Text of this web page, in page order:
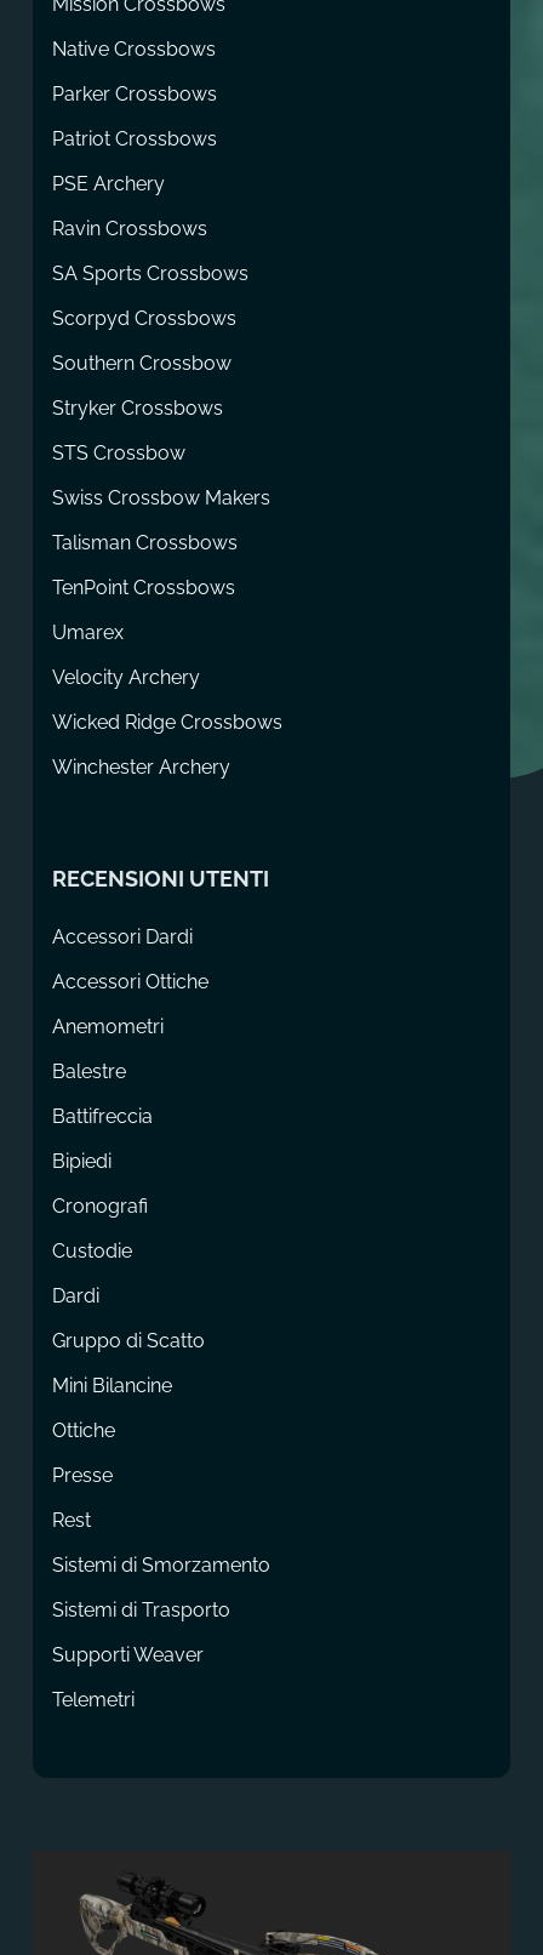
Mission Crossbows
Native Crossbows
Parker Crossbows
Patriot Crossbows
PSE Archery
Ravin Crossbows
SA Sports Crossbows
Scorpyd Crossbows
Southern Crossbow
Stryker Crossbows
STS Crossbow
Swiss Crossbow Makers
Talisman Crossbows
TenPoint Crossbows
Umarex
Velocity Archery
Wicked Ridge Crossbows
Winchester Archery
RECENSIONI UTENTI
Accessori Dardi
Accessori Ottiche
Anemometri
Balestre
Battifreccia
Bipiedi
Cronografi
Custodie
Dardi
Gruppo di Scatto
Mini Bilancine
Ottiche
Presse
Rest
Sistemi di Smorzamento
Sistemi di Trasporto
Supporti Weaver
Telemetri